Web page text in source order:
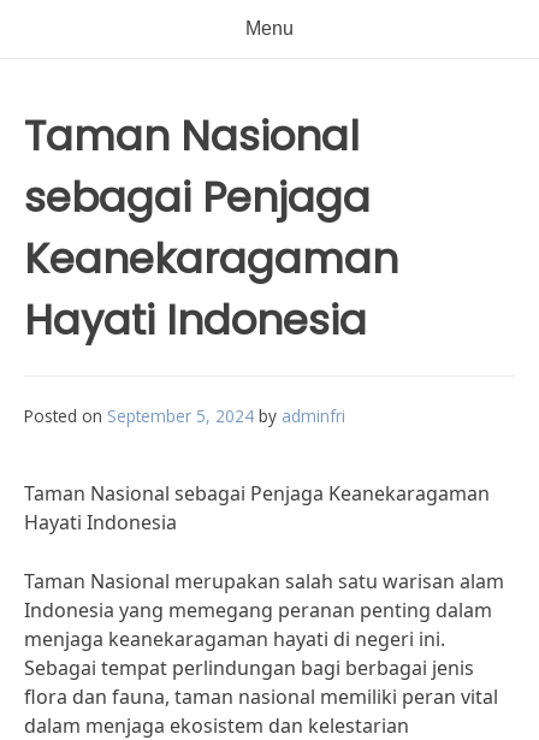
Menu
Taman Nasional
sebagai Penjaga
Keanekaragaman
Hayati Indonesia
Posted on September 5, 2024 by adminfri
Taman Nasional sebagai Penjaga Keanekaragaman
Hayati Indonesia
Taman Nasional merupakan salah satu warisan alam
Indonesia yang memegang peranan penting dalam
menjaga keanekaragaman hayati di negeri ini.
Sebagai tempat perlindungan bagi berbagai jenis
flora dan fauna, taman nasional memiliki peran vital
dalam menjaga ekosistem dan kelestarian